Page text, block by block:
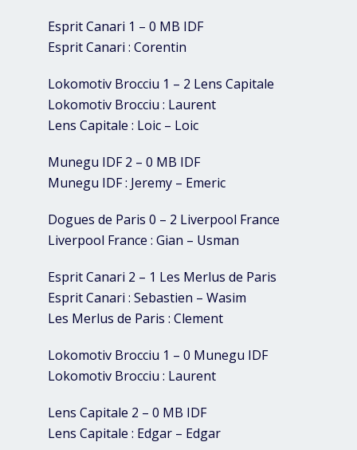
Esprit Canari 1 – 0 MB IDF
Esprit Canari : Corentin
Lokomotiv Brocciu 1 – 2 Lens Capitale
Lokomotiv Brocciu : Laurent
Lens Capitale : Loic – Loic
Munegu IDF 2 – 0 MB IDF
Munegu IDF : Jeremy – Emeric
Dogues de Paris 0 – 2 Liverpool France
Liverpool France : Gian – Usman
Esprit Canari 2 – 1 Les Merlus de Paris
Esprit Canari : Sebastien – Wasim
Les Merlus de Paris : Clement
Lokomotiv Brocciu 1 – 0 Munegu IDF
Lokomotiv Brocciu : Laurent
Lens Capitale 2 – 0 MB IDF
Lens Capitale : Edgar – Edgar